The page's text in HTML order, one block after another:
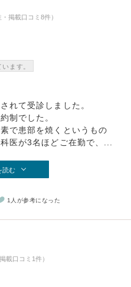
掲載口コミ8件）
ます。
れて受診しました。
制でした。
で患部を焼くというもの
医が3名ほどご在勤で、...
読む
1人が参考になった
載口コミ1件）